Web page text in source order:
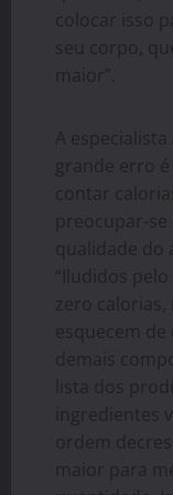
colocar isso
seu corpo,
maior”.
A
grande erro
contar
preocupar-se
qualidade do
“Iludidos
zero calorias,
esquecem de
demais
lista dos
ingredientes
ordem
maior para